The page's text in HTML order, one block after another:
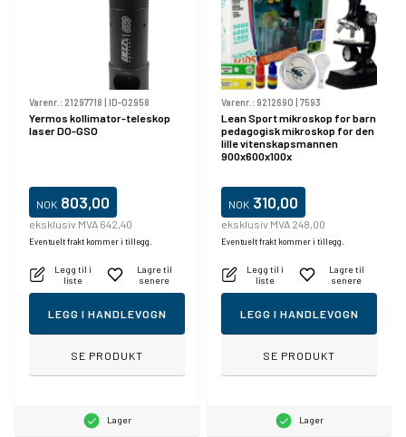
Varenr.: 21297718 | ID-02958
Yermos kollimator-teleskop
laser DO-GSO
NOK 803,00
eksklusiv MVA 642,40
Eventuelt frakt kommer i tillegg.
Legg til i
liste
Lagre til
senere
LEGG I HANDLEVOGN
SE PRODUKT
Lager
Varenr.: 9212690 | 7593
Lean Sport mikroskop for barn
pedagogisk mikroskop for den
lille vitenskapsmannen
900x600x100x
NOK 310,00
eksklusiv MVA 248,00
Eventuelt frakt kommer i tillegg.
Legg til i
liste
Lagre til
senere
LEGG I HANDLEVOGN
SE PRODUKT
Lager